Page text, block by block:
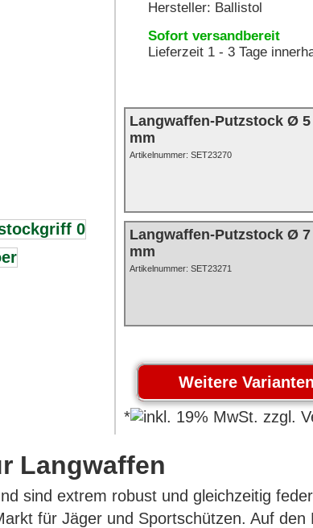
Hersteller: Ballistol
Sofort versandbereit
Lieferzeit 1 - 3 Tage
Langwaffen-Putzstock Ø
mm
Artikelnummer: SET23270
Langwaffen-Putzstock Ø
mm
Artikelnummer: SET23271
*
Langwaffen
sind extrem robust und gleichzeitig
für Jäger und Sportschützen. Auf